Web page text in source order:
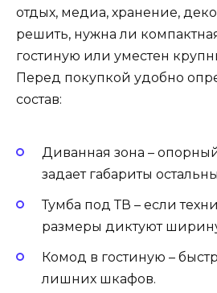
отдых, медиа, хранение,
решить, нужна ли
гостиную или уместен
Перед покупкой удобно
состав:
Диванная зона –
задает габариты
Тумба под ТВ – если
размеры диктуют
Комод в гостиную –
лишних шкафов.